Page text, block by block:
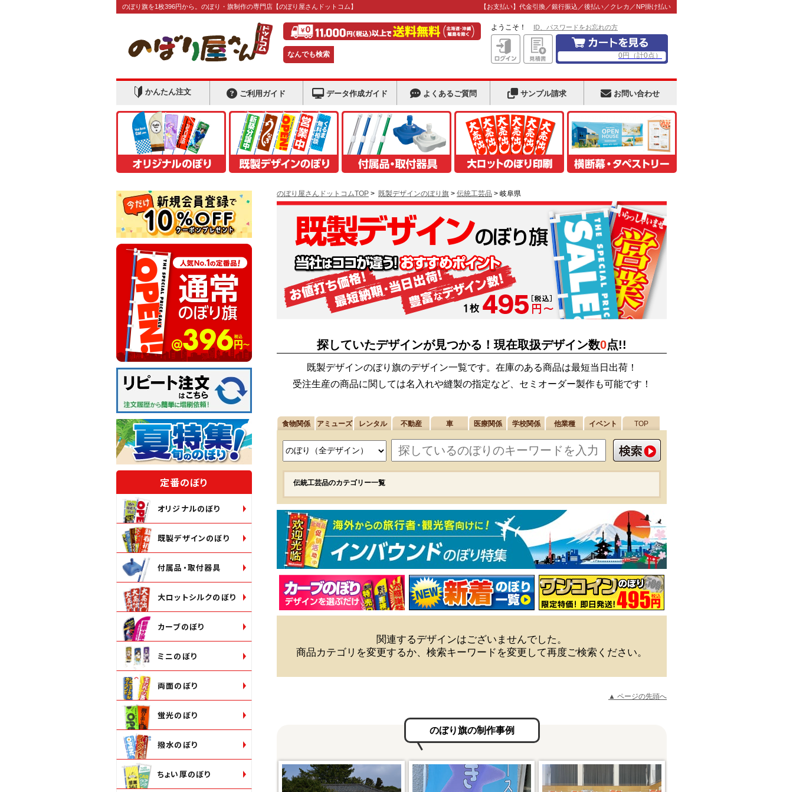
のぼり旗を1枚396円から。のぼり・旗制作の専門店 【のぼり屋さんドットコム】 【お支払い】代金引換／銀行振込／後払い／クレカ／NP掛け払い
なんでも検索
ようこそ！ ID、パスワードをお忘れの方
0円 （計0点）
かんたん注文 ご利用ガイド データ作成ガイド よくあるご質問 サンプル請求 お問い合わせ
のぼり屋さんドットコムTOP > 既製デザインのぼり旗 > 伝統工芸品 > 岐阜県
探していたデザインが見つかる！現在取扱デザイン数0点!!
既製デザインのぼり旗のデザイン一覧です。在庫のある商品は最短当日出荷！
受注生産の商品に関しては名入れや縫製の指定など、セミオーダー製作も可能です！
食物関係 アミューズ レンタル 不動産 車 医療関係 学校関係 他業種 イベント TOP
伝統工芸品のカテゴリー一覧
関連するデザインはございませんでした。
商品カテゴリを変更するか、検索キーワードを変更して再度ご検索ください。
▲ ページの先頭へ
のぼり旗の制作事例
定番のぼり
オリジナルのぼり
既製デザインのぼり
付属品・取付器具
大ロットシルクのぼり
カーブのぼり
ミニのぼり
両面のぼり
蛍光のぼり
撥水のぼり
ちょい厚のぼり